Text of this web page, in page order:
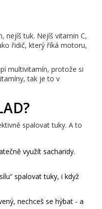
nejíš tuk. Nejíš vitamin C,
řidič, který říká motoru,
multivitamín, protože si
tak je to v
spalovat tuky. A to
využít sacharidy.
spalovat tuky, i když
nechceš se hýbat - a